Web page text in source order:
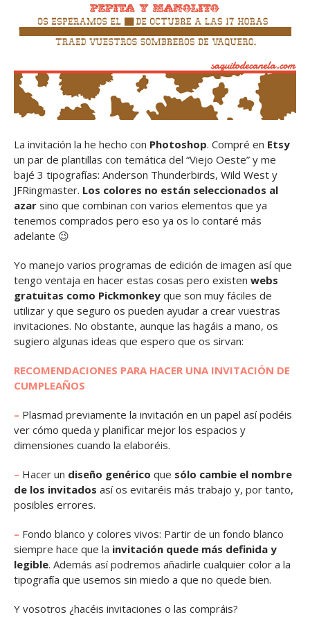
La invitación la he hecho con Photoshop. Compré en Etsy
un par de plantillas con temática del “Viejo Oeste” y me
bajé 3 tipografías: Anderson Thunderbirds, Wild West y
JFRingmaster. Los colores no están seleccionados al
azar sino que combinan con varios elementos que ya
tenemos comprados pero eso ya os lo contaré más
adelante 😉
Yo manejo varios programas de edición de imagen así que
tengo ventaja en hacer estas cosas pero existen webs
gratuitas como Pickmonkey que son muy fáciles de
utilizar y que seguro os pueden ayudar a crear vuestras
invitaciones. No obstante, aunque las hagáis a mano, os
sugiero algunas ideas que espero que os sirvan:
RECOMENDACIONES PARA HACER UNA INVITACIÓN DE
CUMPLEAÑOS
– Plasmad previamente la invitación en un papel así podéis
ver cómo queda y planificar mejor los espacios y
dimensiones cuando la elaboréis.
– Hacer un diseño genérico que sólo cambie el nombre
de los invitados así os evitaréis más trabajo y, por tanto,
posibles errores.
– Fondo blanco y colores vivos: Partir de un fondo blanco
siempre hace que la invitación quede más definida y
legible. Además así podremos añadirle cualquier color a la
tipografía que usemos sin miedo a que no quede bien.
Y vosotros ¿hacéis invitaciones o las compráis?